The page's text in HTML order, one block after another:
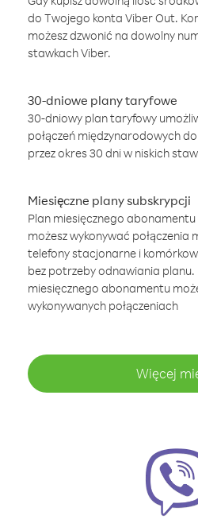
do Twojego konta Viber Out.
możesz dzwonić na dowolny
stawkach Viber.
30-dniowe plany taryfowe
30-dniowy plan taryfowy
połączeń międzynarodowych
przez okres 30 dni w niskich
Miesięczne plany subskrypcji
Plan miesięcznego
możesz wykonywać połączenia
telefony stacjonarne i
bez potrzeby odnawiania planu.
miesięcznego abonamentu
wykonywanych połączeniach
Więcej